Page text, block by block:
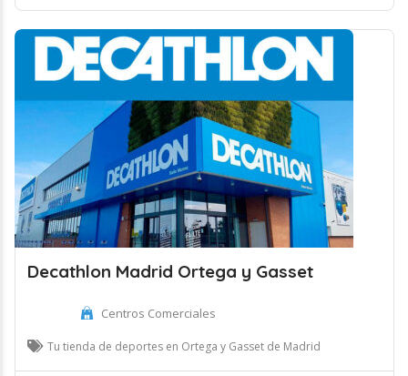
Decathlon Madrid Ortega y Gasset
Centros Comerciales
Tu tienda de deportes en Ortega y Gasset de Madrid